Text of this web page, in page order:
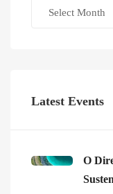
Latest Events
O